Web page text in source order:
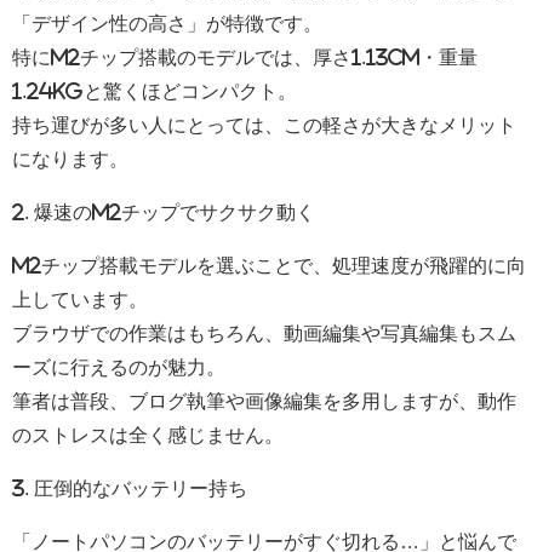
「デザイン性の高さ」が特徴です。
特にM2チップ搭載のモデルでは、厚さ1.13cm・重量
1.24kgと驚くほどコンパクト。
持ち運びが多い人にとっては、この軽さが大きなメリット
になります。
2. 爆速のM2チップでサクサク動く
M2チップ搭載モデルを選ぶことで、処理速度が飛躍的に向
上しています。
ブラウザでの作業はもちろん、動画編集や写真編集もスム
ーズに行えるのが魅力。
筆者は普段、ブログ執筆や画像編集を多用しますが、動作
のストレスは全く感じません。
3. 圧倒的なバッテリー持ち
「ノートパソコンのバッテリーがすぐ切れる…」と悩んで